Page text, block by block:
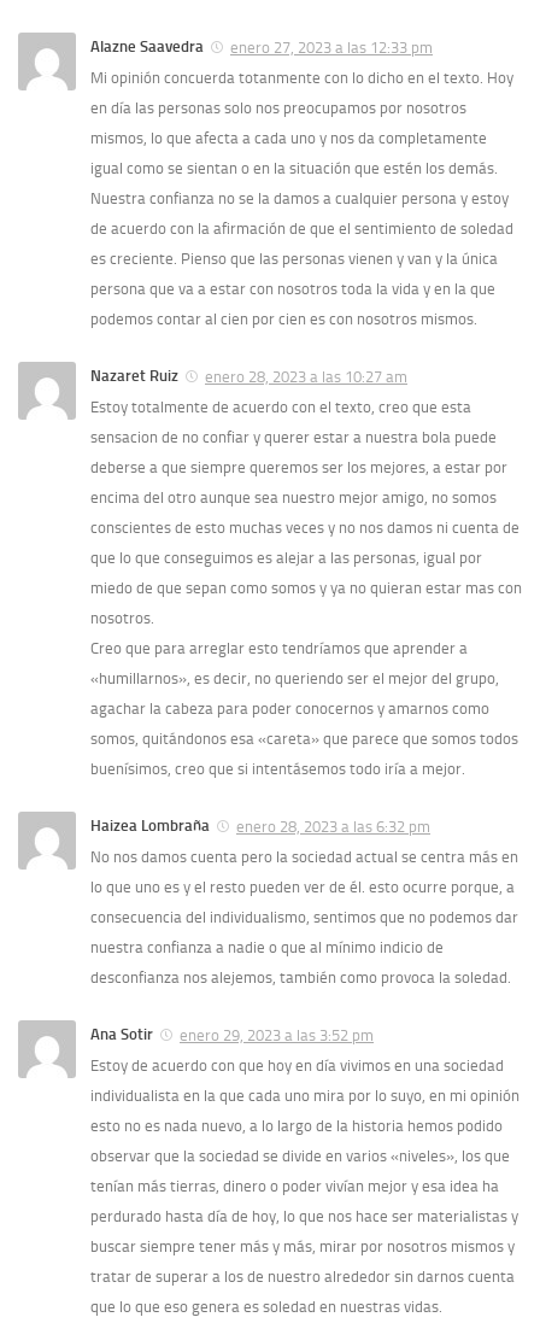
Alazne Saavedra
enero 27, 2023 a las 12:33 pm
Mi opinión concuerda totanmente con lo dicho en el texto. Hoy
en día las personas solo nos preocupamos por nosotros
mismos, lo que afecta a cada uno y nos da completamente
igual como se sientan o en la situación que estén los demás.
Nuestra confianza no se la damos a cualquier persona y estoy
de acuerdo con la afirmación de que el sentimiento de soledad
es creciente. Pienso que las personas vienen y van y la única
persona que va a estar con nosotros toda la vida y en la que
podemos contar al cien por cien es con nosotros mismos.
Nazaret Ruiz
enero 28, 2023 a las 10:27 am
Estoy totalmente de acuerdo con el texto, creo que esta
sensacion de no confiar y querer estar a nuestra bola puede
deberse a que siempre queremos ser los mejores, a estar por
encima del otro aunque sea nuestro mejor amigo, no somos
conscientes de esto muchas veces y no nos damos ni cuenta de
que lo que conseguimos es alejar a las personas, igual por
miedo de que sepan como somos y ya no quieran estar mas con
nosotros.
Creo que para arreglar esto tendríamos que aprender a
«humillarnos», es decir, no queriendo ser el mejor del grupo,
agachar la cabeza para poder conocernos y amarnos como
somos, quitándonos esa «careta» que parece que somos todos
buenísimos, creo que si intentásemos todo iría a mejor.
Haizea Lombraña
enero 28, 2023 a las 6:32 pm
No nos damos cuenta pero la sociedad actual se centra más en
lo que uno es y el resto pueden ver de él. esto ocurre porque, a
consecuencia del individualismo, sentimos que no podemos dar
nuestra confianza a nadie o que al mínimo indicio de
desconfianza nos alejemos, también como provoca la soledad.
Ana Sotir
enero 29, 2023 a las 3:52 pm
Estoy de acuerdo con que hoy en día vivimos en una sociedad
individualista en la que cada uno mira por lo suyo, en mi opinión
esto no es nada nuevo, a lo largo de la historia hemos podido
observar que la sociedad se divide en varios «niveles», los que
tenían más tierras, dinero o poder vivían mejor y esa idea ha
perdurado hasta día de hoy, lo que nos hace ser materialistas y
buscar siempre tener más y más, mirar por nosotros mismos y
tratar de superar a los de nuestro alrededor sin darnos cuenta
que lo que eso genera es soledad en nuestras vidas.